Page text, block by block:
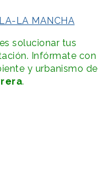
LA MANCHA
solucionar tus
Infórmate con
y urbanismo de
.